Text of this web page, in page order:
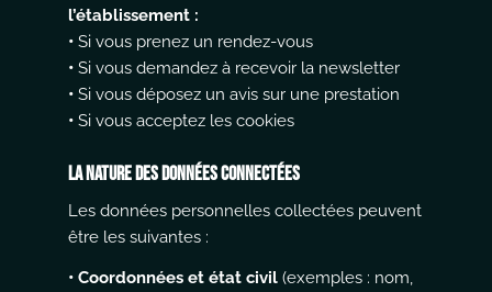
l’établissement :
• Si vous prenez un rendez-vous
• Si vous demandez à recevoir la newsletter
• Si vous déposez un avis sur une prestation
• Si vous acceptez les cookies
La nature des données connectées
Les données personnelles collectées peuvent
être les suivantes :
• Coordonnées et état civil(exemples : nom,